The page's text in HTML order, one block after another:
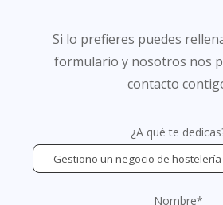
Si lo prefieres puedes
formulario y nosotros nos
contacto
¿A qué te
Nombre*